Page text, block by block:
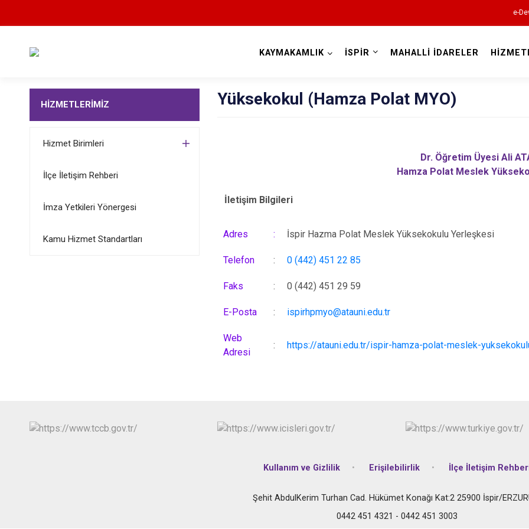
e-
Aşkale
Çat
Aziziye
KAYMAKAMLIK İSPİR MAHALLİ İDARELER
HİZMETLERİMİZ
Hizmet Birimleri
İlçe İletişim Rehberi
İmza Yetkileri Yönergesi
Kamu Hizmet Standartları
Yüksekokul (Hamza Polat MYO)
Dr. Öğretim Üyesi Ali
Hamza Polat Meslek
İletişim Bilgileri
Adres : İspir Hazma Polat Meslek Yüksekokulu Yerleşkesi
Telefon : 0 (442) 451 22 85
Faks : 0 (442) 451 29 59
E-Posta : ispirhpmyo@atauni.edu.tr
Web
Adresi
: https://atauni.edu.tr/ispir-hamza-polat-meslek-
Kullanım ve Gizlilik Erişilebilirlik İlçe İletişim
Şehit AbdulKerim Turhan Cad. Hükümet Konağı Kat:2 25900 İspir/
0442 451 4321 - 0442 451 3003